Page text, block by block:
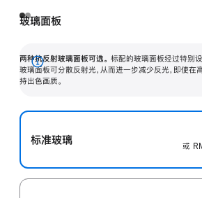
玻璃面板
两种抗反射玻璃面板可选。 标配的玻璃面板经过特别
玻璃面板可分散反射光，从而进一步减少反光，即使在
持出色画质。
展
开
标准玻璃
或